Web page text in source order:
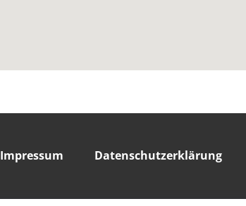
Impressum Datenschutzerklärung